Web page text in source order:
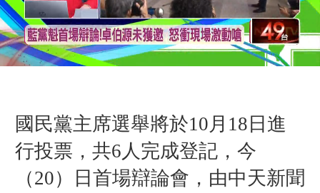
國民黨主席選舉將於10月18日進
行投票，共6人完成登記，今
（20）日首場辯論會，由中天新聞